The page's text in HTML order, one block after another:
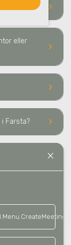
close
keyboard_arrow_right
keyboard_arrow_right
eller
keyboard_arrow_right
keyboard_arrow_right
i Farsta?
keyboard_arrow_right
i
keyboard_arrow_right
av